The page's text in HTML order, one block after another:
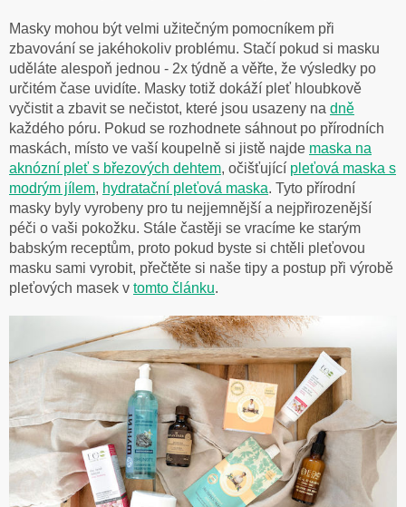
Masky mohou být velmi užitečným pomocníkem při
zbavování se jakéhokoliv problému. Stačí pokud si masku
uděláte alespoň jednou - 2x týdně a věřte, že výsledky po
určitém čase uvidíte. Masky totiž dokáží pleť hloubkově
vyčistit a zbavit se nečistot, které jsou usazeny na dně
každého póru. Pokud se rozhodnete sáhnout po přírodních
maskách, místo ve vaší koupelně si jistě najde maska ​​na
aknózní pleť s březových dehtem, očišťující pleťová maska ​​s
modrým jílem, hydratační pleťová maska. Tyto přírodní
masky byly vyrobeny pro tu nejjemnější a nejpřirozenější
péči o vaši pokožku. Stále častěji se vracíme ke starým
babským receptům, proto pokud byste si chtěli pleťovou
masku sami vyrobit, přečtěte si naše tipy a postup při výrobě
pleťových masek v tomto článku.